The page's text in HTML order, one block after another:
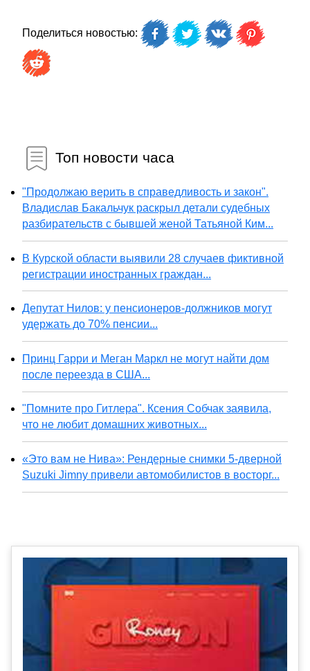
Поделиться новостью:
Топ новости часа
"Продолжаю верить в справедливость и закон".
Владислав Бакальчук раскрыл детали судебных
разбирательств с бывшей женой Татьяной Ким...
В Курской области выявили 28 случаев фиктивной
регистрации иностранных граждан...
Депутат Нилов: у пенсионеров-должников могут
удержать до 70% пенсии...
Принц Гарри и Меган Маркл не могут найти дом
после переезда в США...
"Помните про Гитлера". Ксения Собчак заявила,
что не любит домашних животных...
«Это вам не Нива»: Рендерные снимки 5-дверной
Suzuki Jimny привели автомобилистов в восторг...